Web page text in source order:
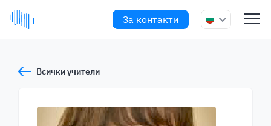
За контакти
Всички учители